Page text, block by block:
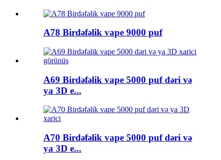
A78 Birdəfəlik vape 9000 puf
A69 Birdəfəlik vape 5000 puf dəri və
ya 3D e...
A70 Birdəfəlik vape 5000 puf dəri və
ya 3D e...